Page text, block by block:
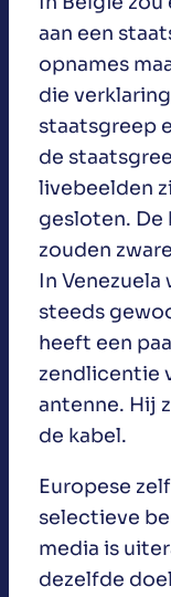
aan een
opnames
die
staatsgreep
de
livebeelden
gesloten.
zouden
In
steeds
heeft een
zendlicentie
antenne. Hij
de kabel.
Europese
selectieve
media is
dezelfde